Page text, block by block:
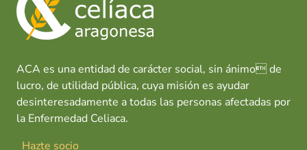
k p
ACA es una entidad de carácter social, sin ánimo de
lucro, de utilidad pública, cuya misión es ayudar
desinteresadamente a todas las personas afectadas por
la Enfermedad Celiaca.
Hazte socio